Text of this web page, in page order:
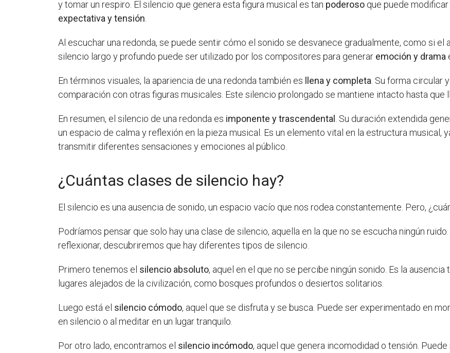
y tomar un respiro. El silencio que genera esta figura musical es tan poderoso que puede
expectativa y tensión
Al escuchar una redonda, se puede sentir cómo el sonido se desvanece gradualmente, como si el
silencio largo y profundo puede ser utilizado por los compositores para generar emoción y drama
En términos visuales, la apariencia de una redonda también es llena y completa . Su forma circular
comparación con otras figuras musicales. Este silencio prolongado se mantiene intacto hasta que
En resumen, el silencio de una redonda es imponente y trascendental . Su duración extendida
un espacio de calma y reflexión en la pieza musical. Es un elemento vital en la estructura musical,
transmitir diferentes sensaciones y emociones al público.
¿Cuántas clases de silencio hay?
El silencio es una ausencia de sonido, un espacio vacío que nos rodea constantemente. Pero,
Podríamos pensar que solo hay una clase de silencio, aquella en la que no se escucha ningún
reflexionar, descubriremos que hay diferentes tipos de silencio.
Primero tenemos el silencio absoluto, aquel en el que no se percibe ningún sonido. Es la
lugares alejados de la civilización, como bosques profundos o desiertos solitarios.
Luego está el silencio cómodo, aquel que se disfruta y se busca. Puede ser experimentado en
en silencio o al meditar en un lugar tranquilo.
Por otro lado, encontramos el silencio incómodo, aquel que genera incomodidad o tensión.